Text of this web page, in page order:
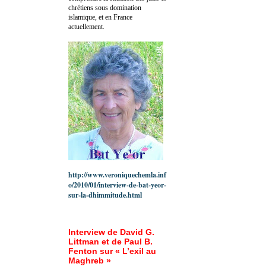
chrétiens sous domination
islamique, et en France
actuellement.
http://www.veroniquechemla.inf
o/2010/01/interview-de-bat-yeor-
sur-la-dhimmitude.html
Interview de David G.
Littman et de Paul B.
Fenton sur « L’exil au
Maghreb »